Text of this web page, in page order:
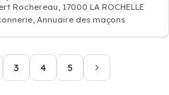
Rochereau, 17000 LA ROCHELLE
Annuaire des maçons
3 4 5